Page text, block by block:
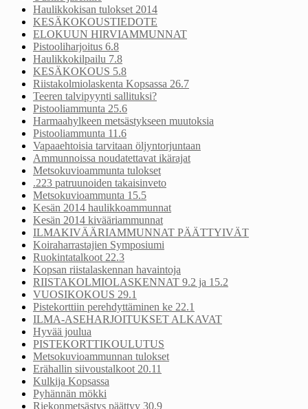
Haulikkokisan tulokset 2014
KESÄKOKOUSTIEDOTE
ELOKUUN HIRVIAMMUNNAT
Pistooliharjoitus 6.8
Haulikkokilpailu 7.8
KESÄKOKOUS 5.8
Riistakolmiolaskenta Kopsassa 26.7
Teeren talvipyynti sallituksi?
Pistooliammunta 25.6
Harmaahylkeen metsästykseen muutoksia
Pistooliammunta 11.6
Vapaaehtoisia tarvitaan öljyntorjuntaan
Ammunnoissa noudatettavat ikärajat
Metsokuvioammunta tulokset
.223 patruunoiden takaisinveto
Metsokuvioammunta 15.5
Kesän 2014 haulikkoammunnat
Kesän 2014 kivääriammunnat
ILMAKIVÄÄRIAMMUNNAT PÄÄTTYIVÄT
Koiraharrastajien Symposiumi
Ruokintatalkoot 22.3
Kopsan riistalaskennan havaintoja
RIISTAKOLMIOLASKENNAT 9.2 ja 15.2
VUOSIKOKOUS 29.1
Pistekorttiin perehdyttäminen ke 22.1
ILMA-ASEHARJOITUKSET ALKAVAT
Hyvää joulua
PISTEKORTTIKOULUTUS
Metsokuvioammunnan tulokset
Erähallin siivoustalkoot 20.11
Kulkija Kopsassa
Pyhännän mökki
Riekonmetsästys päättyy 30.9